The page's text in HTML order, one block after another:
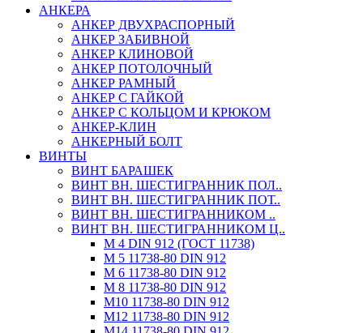
АНКЕРА
АНКЕР ДВУХРАСПОРНЫЙ
АНКЕР ЗАБИВНОЙ
АНКЕР КЛИНОВОЙ
АНКЕР ПОТОЛОЧНЫЙ
АНКЕР РАМНЫЙ
АНКЕР С ГАЙКОЙ
АНКЕР С КОЛЬЦОМ И КРЮКОМ
АНКЕР-КЛИН
АНКЕРНЫЙ БОЛТ
ВИНТЫ
ВИНТ БАРАШЕК
ВИНТ ВН. ШЕСТИГРАННИК ПОЛ..
ВИНТ ВН. ШЕСТИГРАННИК ПОТ..
ВИНТ ВН. ШЕСТИГРАННИКОМ ..
ВИНТ ВН. ШЕСТИГРАННИКОМ Ц..
М 4 DIN 912 (ГОСТ 11738)
М 5 11738-80 DIN 912
М 6 11738-80 DIN 912
М 8 11738-80 DIN 912
М10 11738-80 DIN 912
М12 11738-80 DIN 912